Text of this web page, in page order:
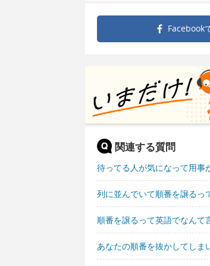
Facebook
関連する質問
待ってる人が気になって用事
列に並んでいて順番を譲るっ
順番を譲るって英語でなんて
あなたの順番を抜かしてしま